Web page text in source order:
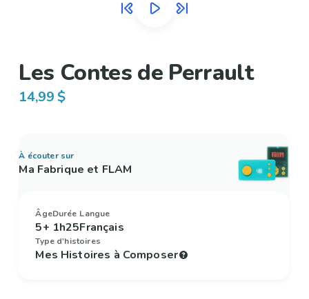
Les Contes de Perrault
14,99 $
À écouter sur
Ma Fabrique et FLAM
Âge
5+
Durée
1h25
Langue
Français
Type d'histoires
Mes Histoires à Composer